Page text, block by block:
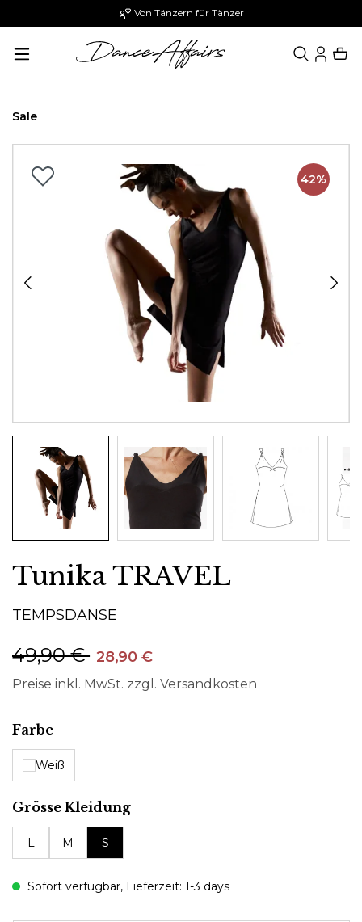
Von Tänzern für Tänzer
Sale
42%
Tunika TRAVEL
TEMPSDANSE
49,90 € 28,90 €
Preise inkl. MwSt. zzgl. Versandkosten
Farbeauswählen
Weiß
Grösse Kleidungauswählen
L M S
Sofort verfügbar, Lieferzeit: 1-3 days